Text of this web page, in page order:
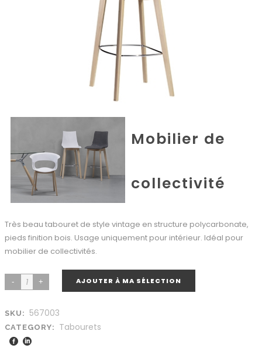
Mobilier de
collectivité
Très beau tabouret de style vintage en structure polycarbonate,
pieds finition bois. Usage uniquement pour intérieur. Idéal pour
mobilier de collectivités.
AJOUTER À MA SÉLECTION
SKU: 567003
CATEGORY: Tabourets